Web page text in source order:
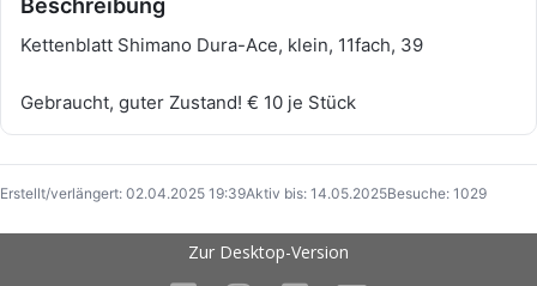
Beschreibung
Kettenblatt Shimano Dura-Ace, klein, 11fach, 39
Gebraucht, guter Zustand! € 10 je Stück
Erstellt/verlängert: 02.04.2025 19:39Aktiv bis: 14.05.2025Besuche: 1029
Zur Desktop-Version